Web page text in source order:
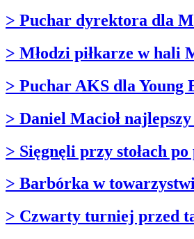
> Puchar dyrektora dla
> Młodzi piłkarze w hali
> Puchar AKS dla Young
> Daniel Macioł
> Sięgnęli przy stołach
> Barbórka w
> Czwarty turniej przed